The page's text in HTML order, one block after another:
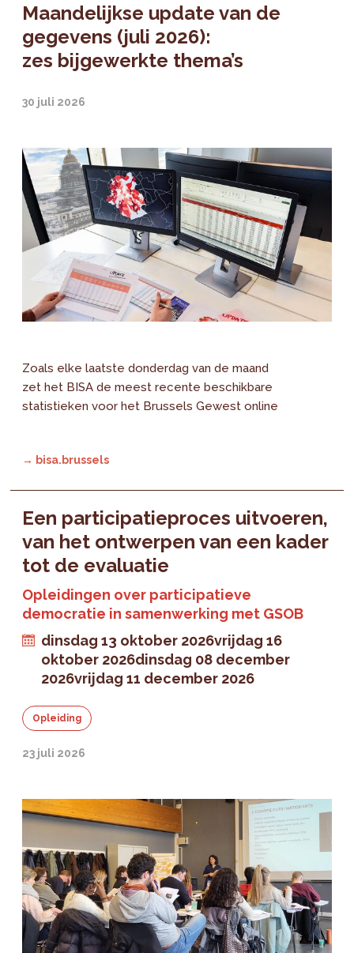
Maandelijkse update van de
gegevens (juli 2026):
zes bijgewerkte thema’s
30 juli 2026
Zoals elke laatste donderdag van de maand
zet het BISA de meest recente beschikbare
statistieken voor het Brussels Gewest online
→ bisa.brussels
Een participatieproces uitvoeren,
van het ontwerpen van een kader
tot de evaluatie
Opleidingen over participatieve
democratie in samenwerking met GSOB
dinsdag 13 oktober 2026vrijdag 16
oktober 2026dinsdag 08 december
2026vrijdag 11 december 2026
Opleiding
23 juli 2026